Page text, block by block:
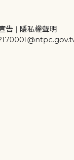
告 | 隱私權聲明